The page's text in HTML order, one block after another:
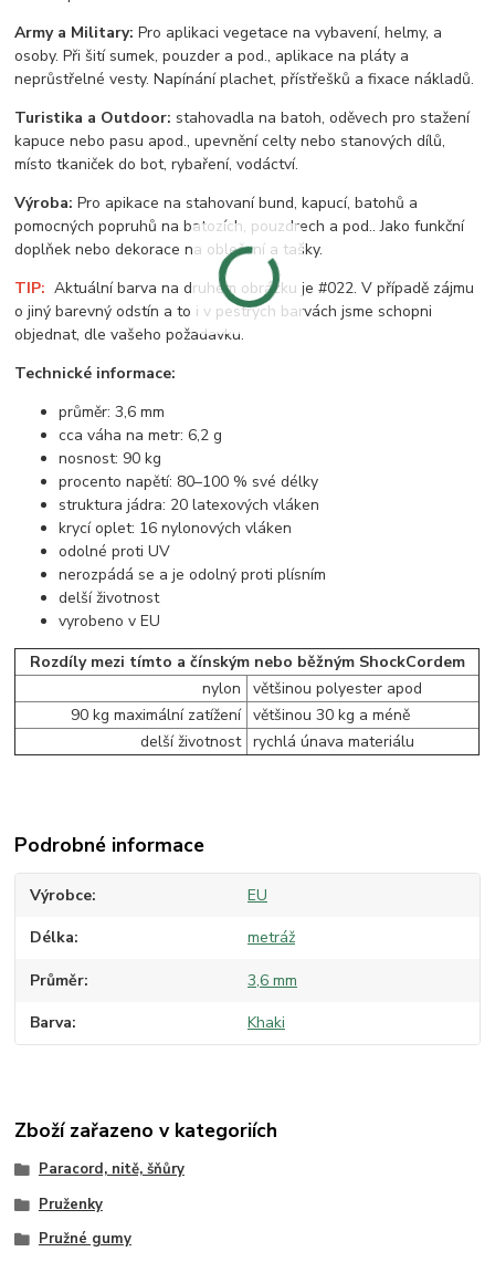
Army a Military:Pro aplikaci vegetace na vybavení, helmy, a
osoby. Při šití sumek, pouzder a pod., aplikace na pláty a
neprůstřelné vesty. Napínání plachet, přístřešků a fixace nákladů.
Turistika a Outdoor: stahovadla na batoh, oděvech pro stažení
kapuce nebo pasu apod., upevnění celty nebo stanových dílů,
místo tkaniček do bot, rybaření, vodáctví.
Výroba: Pro apikace na stahovaní bund, kapucí, batohů a
pomocných popruhů na batozích, pouzdrech a pod.. Jako funkční
doplňek nebo dekorace na oblečení a tašky.
TIP: Aktuální barva na druhém obrázku je #022. V případě zájmu
o jiný barevný odstín a to i v pestrých barvách jsme schopni
objednat, dle vašeho požadavku.
Technické informace:
průměr: 3,6 mm
cca váha na metr: 6,2 g
nosnost: 90 kg
procento napětí: 80–100 % své délky
struktura jádra: 20 latexových vláken
krycí oplet: 16 nylonových vláken
odolné proti UV
nerozpádá se a je odolný proti plísním
delší životnost
vyrobeno v EU
Rozdíly mezi tímto a čínským nebo běžným ShockCordem
nylon
většinou polyester apod
90 kg maximální zatížení většinou 30 kg a méně
delší životnost rychlá únava materiálu
Podrobné informace
Výrobce EU
Délka metráž
Průměr 3,6 mm
Barva Khaki
Zboží zařazeno v kategoriích
Paracord, nitě, šňůry
Pruženky
Pružné gumy